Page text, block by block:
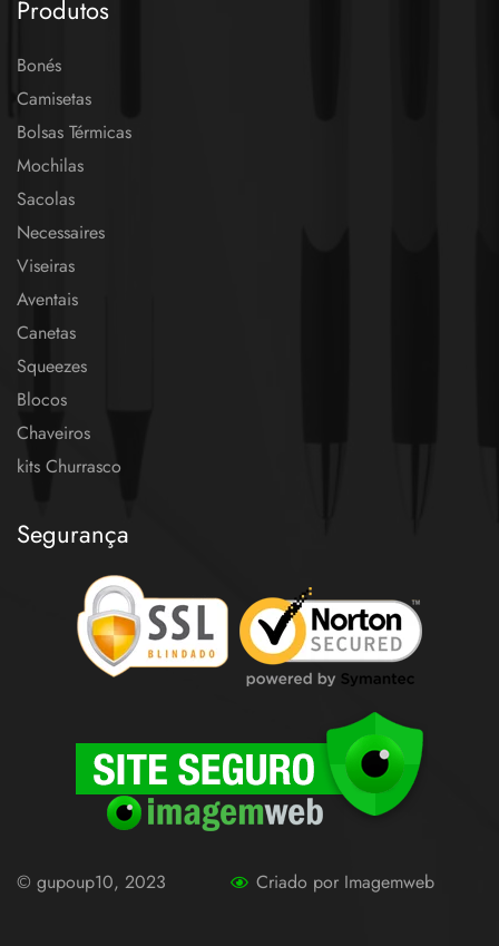
Produtos
Bonés
Camisetas
Bolsas Térmicas
Mochilas
Sacolas
Necessaires
Viseiras
Aventais
Canetas
Squeezes
Blocos
Chaveiros
kits Churrasco
Segurança
© gupoup10, 2023 Criado por Imagemweb